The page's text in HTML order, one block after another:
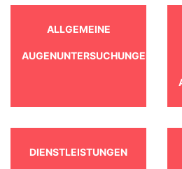
ALLGEMEINE
AUGENUNTERSUCHUNGEN
DIENSTLEISTUNGEN